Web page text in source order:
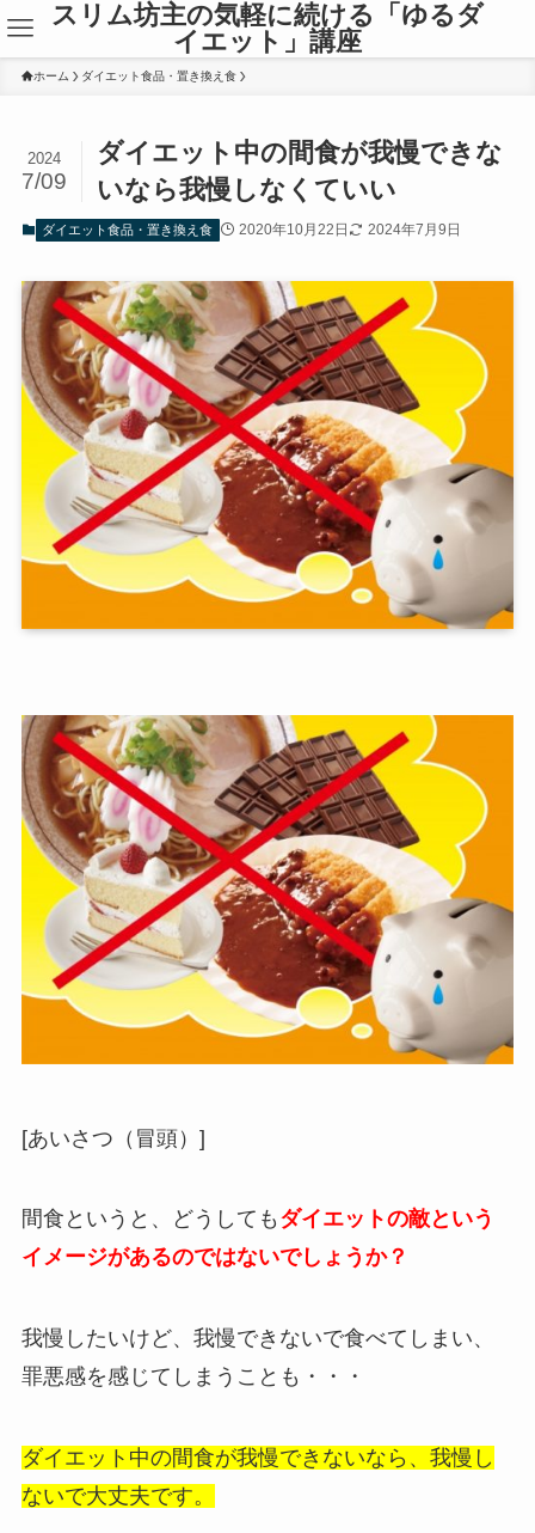
スリム坊主の気軽に続ける「ゆるダ
イエット」講座
ホーム ダイエット食品・置き換え食
ダイエット中の間食が我慢できな
いなら我慢しなくていい
2024
7/09
ダイエット食品・置き換え食 2020年10月22日 2024年7月9日
[あいさつ（冒頭）]
間食というと、どうしても ダイエットの敵という
イメージがあるのではないでしょうか？
我慢したいけど、我慢できないで食べてしまい、
罪悪感を感じてしまうことも・・・
ダイエット中の間食が我慢できないなら、我慢し
ないで大丈夫です。